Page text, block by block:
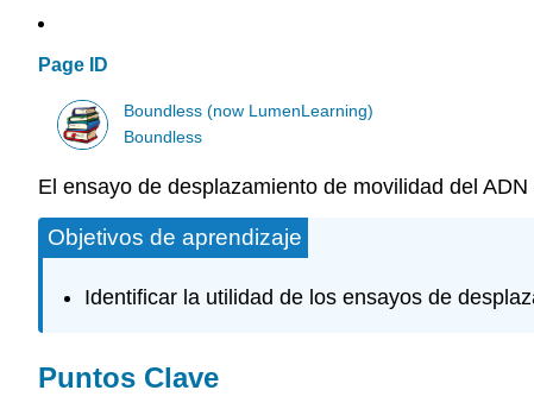
Page ID
Boundless (now LumenLearning)
Boundless
El ensayo de desplazamiento de movilidad del
Objetivos de aprendizaje
Identificar la utilidad de los ensayos de
Puntos Clave